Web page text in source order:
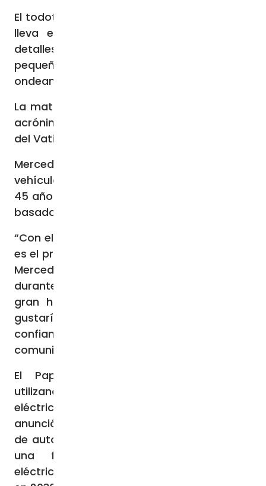
El todoterreno blanco, totalmente eléctrico,
lleva el escudo de armas de Francisco,
detalles en negro y llantas cromadas. Dos
pequeñas banderas de la Santa Sede
ondean en el capó delantero.
La matrícula del vehículo papal es “SCV 1”,
acrónimo italiano de Estado de la Ciudad
del Vaticano.
Mercedes-Benz lleva 94 años suministrando
vehículos al Vaticano. Durante los últimos
45 años, el Papa ha utilizado “papamóviles”
basados ​​en el Mercedes-Benz Clase G.
“Con el nuevo papamóvil, el Papa Francisco
es el primer pontífice que se desplaza en un
Mercedes-Benz totalmente eléctrico
durante sus apariciones públicas. Es un
gran honor para nuestra empresa y me
gustaría agradecer a Su Santidad su
confianza”, afirmó Källenius en un
comunicado de prensa del 4 de diciembre.
El Papa Francisco lleva varios años
utilizando coches total o parcialmente
eléctricos. En 2023, el Vaticano también
anunció una asociación con el fabricante
de automóviles Volkswagen para introducir
una flota de vehículos totalmente
eléctricos y de impacto cero en el Vaticano